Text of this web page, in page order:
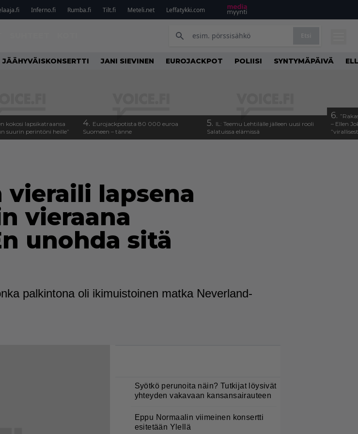
Inferno.fi Rumba.fi Tilt.fi Meteli.net Leffatykki.com
JÄÄHYVÄISKONSERTTI JANI SIEVINEN EUROJACKPOT POLIISI SYNTYMÄPÄIVÄ
kokosi lapsikatraansa
suurin perintöni heille”
4. Eurojackpotista 80 000 euroa
Suomeen – tänne
5. IL: Teemu Lehtilälle jälleen uusi rooli
Salatuissa elämissä
6.
– Ellen
vieraili lapsena
vieraana
unohda sitä
palkintona oli ikimuistoinen matka Neverland-
Syötkö perunoita näin? Tutkijat löysivät
yhteyden vakavaan kansansairauteen
Eppu Normaalin viimeinen konsertti
esitetään Ylellä